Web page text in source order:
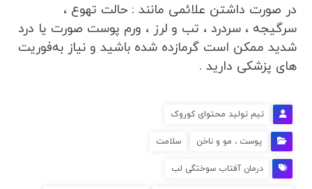
در صورت داشتن علائمی مانند : حالت تهوع ،
سرگیجه ، سردرد ، تب و لرز ، ورم پوست صورت یا درد
شدید ممکن است گرمازده شده باشید و نیاز به‌فوریت
های پزشکی دارید .
تیم تولید محتوای کوروک
پوست ، مو و ناخن سلامت
درمان آفتاب سوختگی لب